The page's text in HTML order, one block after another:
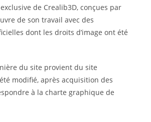
de Crealib3D, conçues par
de son travail avec des
dont les droits d’image ont été
du site provient du site
modifié, après acquisition des
à la charte graphique de